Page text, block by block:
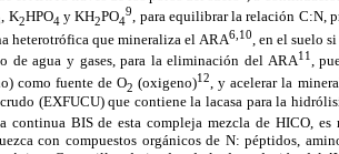
, K2HPO4 y KH2PO4
9
, para equilibrar la relación C:N,
heterotrófica que mineraliza el ARA6,10 , en el suelo
de agua y gases, para la eliminación del ARA11,
como fuente de O2 (oxigeno)12
, y acelerar la
(EXFUCU) que contiene la lacasa para la
continua BIS de esta compleja mezcla de HICO,
con compuestos orgánicos de N: péptidos,